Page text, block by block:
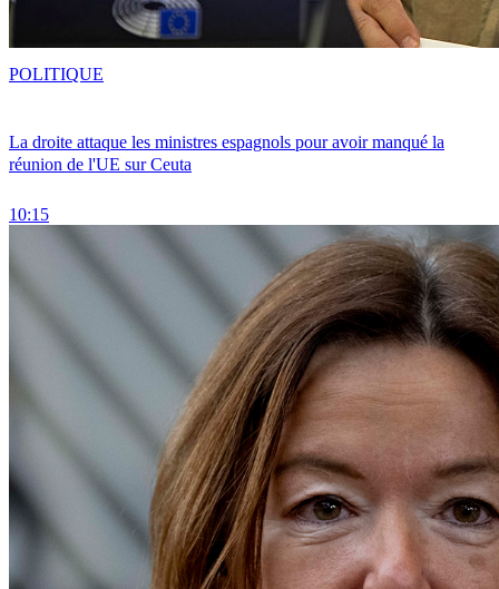
La droite attaque les ministres espagnols pour avoir manqué la
réunion de l'UE sur Ceuta
10:15
POLITIQUE